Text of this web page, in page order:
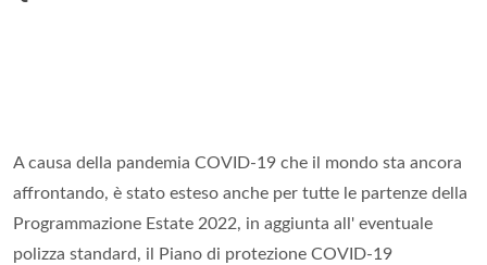
A causa della pandemia COVID-19 che il mondo sta ancora
affrontando, è stato esteso anche per tutte le partenze della
Programmazione Estate 2022, in aggiunta all' eventuale
polizza standard, il Piano di protezione COVID-19